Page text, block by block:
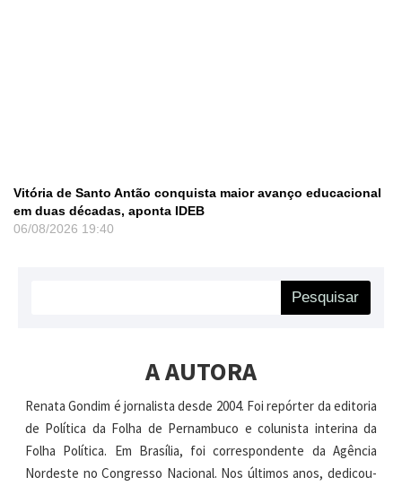
Vitória de Santo Antão conquista maior avanço educacional
em duas décadas, aponta IDEB
06/08/2026 19:40
Pesquisar
A AUTORA
Renata Gondim é jornalista desde 2004. Foi repórter da editoria
de Política da Folha de Pernambuco e colunista interina da
Folha Política. Em Brasília, foi correspondente da Agência
Nordeste no Congresso Nacional. Nos últimos anos, dedicou-